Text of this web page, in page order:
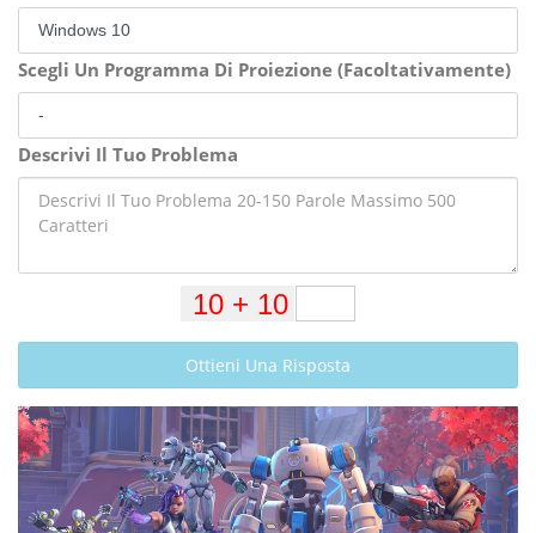
Scegli Un Programma Di Proiezione (Facoltativamente)
Descrivi Il Tuo Problema
Ottieni Una Risposta